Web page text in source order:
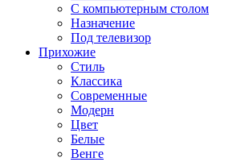
С компьютерным столом
Назначение
Под телевизор
Прихожие
Стиль
Классика
Современные
Модерн
Цвет
Белые
Венге